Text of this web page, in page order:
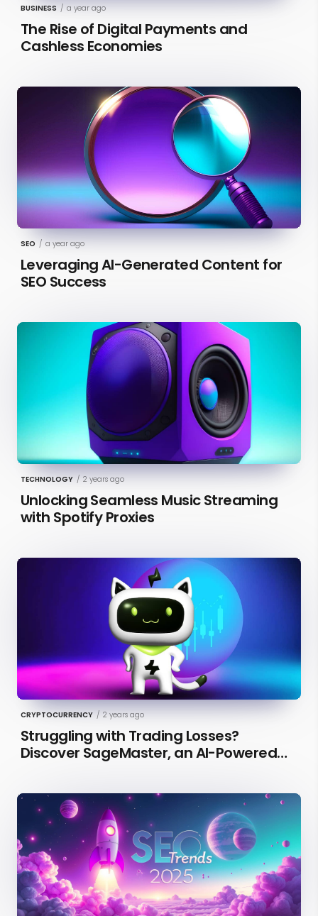
BUSINESS / a year ago
The Rise of Digital Payments and
Cashless Economies
SEO / a year ago
Leveraging AI-Generated Content for
SEO Success
TECHNOLOGY / 2 years ago
Unlocking Seamless Music Streaming
with Spotify Proxies
CRYPTOCURRENCY / 2 years ago
Struggling with Trading Losses?
Discover SageMaster, an AI-Powered